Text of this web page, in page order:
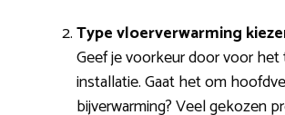
Type vloerverwarming
Geef je voorkeur door voor
installatie. Gaat het om
bijverwarming? Veel gekozen